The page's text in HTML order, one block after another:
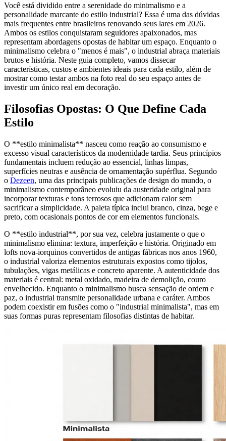
Você está dividido entre a serenidade do minimalismo e a
personalidade marcante do estilo industrial? Essa é uma das dúvidas
mais frequentes entre brasileiros renovando seus lares em 2026.
Ambos os estilos conquistaram seguidores apaixonados, mas
representam abordagens opostas de habitar um espaço. Enquanto o
minimalismo celebra o "menos é mais", o industrial abraça materiais
brutos e história. Neste guia completo, vamos dissecar
características, custos e ambientes ideais para cada estilo, além de
mostrar como testar ambos na foto real do seu espaço antes de
investir um único real em decoração.
Filosofias Opostas: O Que Define Cada
Estilo
O **estilo minimalista** nasceu como reação ao consumismo e
excesso visual característicos da modernidade tardia. Seus princípios
fundamentais incluem redução ao essencial, linhas limpas,
superfícies neutras e ausência de ornamentação supérflua. Segundo
o Dezeen, uma das principais publicações de design do mundo, o
minimalismo contemporâneo evoluiu da austeridade original para
incorporar texturas e tons terrosos que adicionam calor sem
sacrificar a simplicidade. A paleta típica inclui branco, cinza, bege e
preto, com ocasionais pontos de cor em elementos funcionais.
O **estilo industrial**, por sua vez, celebra justamente o que o
minimalismo elimina: textura, imperfeição e história. Originado em
lofts nova-iorquinos convertidos de antigas fábricas nos anos 1960,
o industrial valoriza elementos estruturais expostos como tijolos,
tubulações, vigas metálicas e concreto aparente. A autenticidade dos
materiais é central: metal oxidado, madeira de demolição, couro
envelhecido. Enquanto o minimalismo busca sensação de ordem e
paz, o industrial transmite personalidade urbana e caráter. Ambos
podem coexistir em fusões como o "industrial minimalista", mas em
suas formas puras representam filosofias distintas de habitar.